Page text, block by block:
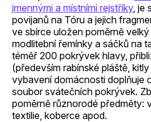
jmennými a místními rejstříky, je
povijanů na Tóru a jejich
ve sbírce uložen poměrně
modlitební řemínky a sáčků na
téměř 200 pokrývek hlavy,
(především rabínské pláště,
vybavení domácnosti doplňuje
soubor svátečních pokrývek.
poměrně různorodé předměty:
textilie, koberce apod.